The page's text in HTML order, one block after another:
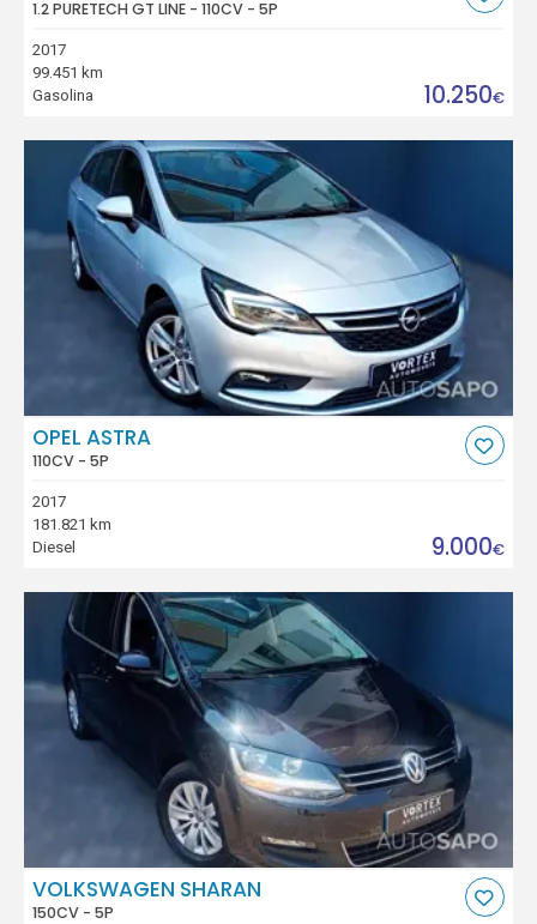
1.2 PURETECH GT LINE - 110CV - 5P
2017
99.451 km
Gasolina
10.250€
OPEL ASTRA
110CV - 5P
2017
181.821 km
Diesel
9.000€
VOLKSWAGEN SHARAN
150CV - 5P